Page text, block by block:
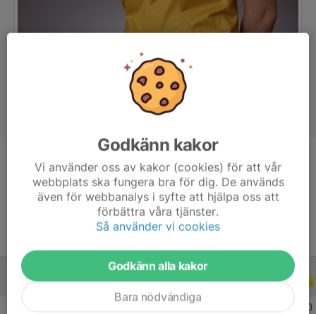
Position
-
Ålder
14 år
ALLA SERIER ALLA ÅR
0
Godkänn kakor
Vi använder oss av kakor (cookies) för att vår
webbplats ska fungera bra för dig. De används
även för webbanalys i syfte att hjälpa oss att
förbättra våra tjänster.
Så använder vi cookies
Godkänn alla kakor
Bara nödvändiga